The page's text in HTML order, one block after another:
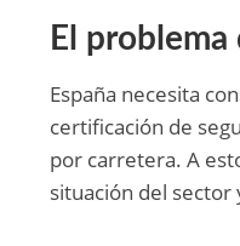
El
España necesita
certificación de
por carretera. A
situación del sector